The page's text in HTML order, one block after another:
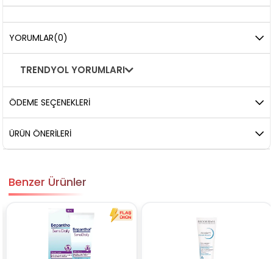
YORUMLAR(0)
TRENDYOL YORUMLARI
ÖDEME SEÇENEKLERI
ÜRÜN ÖNERILERI
Benzer Ürünler